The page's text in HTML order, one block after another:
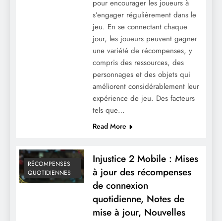
Injustice 2 Mobile : Stratégies pour les
récompenses d’invasion, Maximiser les
récompenses, Tactiques des joueurs
pour encourager les joueurs à
s’engager régulièrement dans le
jeu. En se connectant chaque
jour, les joueurs peuvent gagner
une variété de récompenses, y
compris des ressources, des
personnages et des objets qui
améliorent considérablement leur
expérience de jeu. Des facteurs
tels que…
Read More
RÉCOMPENSES
QUOTIDIENNES
Injustice 2 Mobile : Mises
à jour des récompenses
de connexion
quotidienne, Notes de
mise à jour, Nouvelles